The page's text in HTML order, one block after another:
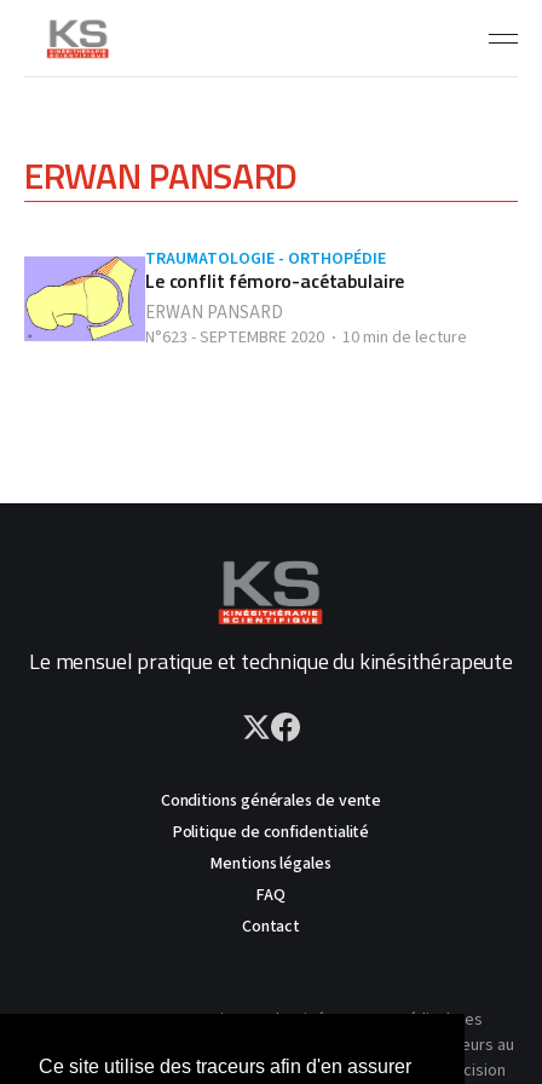
Ce site utilise des traceurs afin d'en assurer
ERWAN PANSARD
TRAUMATOLOGIE - ORTHOPÉDIE
Le conflit fémoro-acétabulaire
ERWAN PANSARD
N°623 - SEPTEMBRE 2020 10 min de lecture
Le mensuel pratique et technique du kinésithérapeute
Conditions générales de vente
Politique de confidentialité
Mentions légales
FAQ
Contact
AVERTISSEMENT : Ce site est destiné au corps médical. Les
traitements présentés ne reflètent que l'expérience des auteurs au
moment où leur article a été publié dans notre journal. La décision